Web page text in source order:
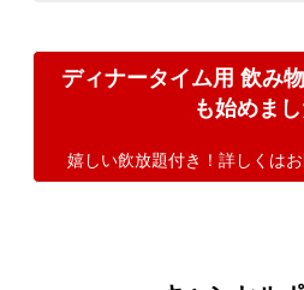
ディナータイム用 飲み
も始めまし
嬉しい飲放題付き！詳しくは